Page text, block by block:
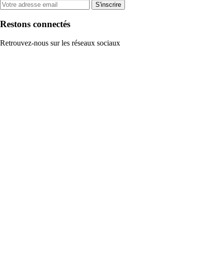
S'inscrire
Restons connectés
Retrouvez-nous sur les réseaux sociaux